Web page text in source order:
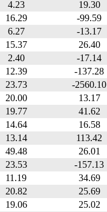
4.23 19.30
16.29 -99.59
6.27 -13.17
15.37 26.40
2.40 -17.14
12.39 -137.28
23.73 -2560.10
20.00 13.17
19.77 41.62
14.64 16.58
13.14 113.42
49.48 26.01
23.53 -157.13
11.19 34.69
20.82 25.69
19.06 25.02